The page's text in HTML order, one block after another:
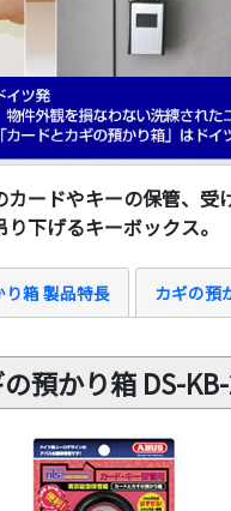
ードやキーの保管、
下げるキーボックス。
箱 製品特長 カギの預
預かり箱 DS-